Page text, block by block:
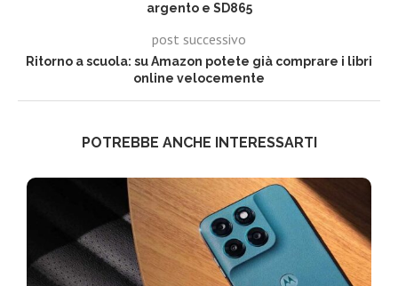
argento e SD865
post successivo
Ritorno a scuola: su Amazon potete già comprare i libri
online velocemente
POTREBBE ANCHE INTERESSARTI